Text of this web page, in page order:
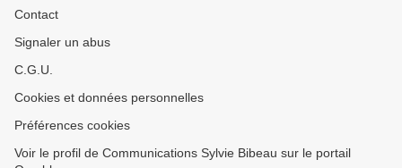
Contact
Signaler un abus
C.G.U.
Cookies et données personnelles
Préférences cookies
Voir le profil de Communications Sylvie Bibeau sur le portail